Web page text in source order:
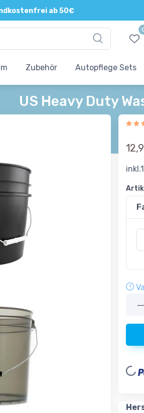
ab 50€
persönliche Beratung
Zubehör Autopflege Sets
US Heavy Duty